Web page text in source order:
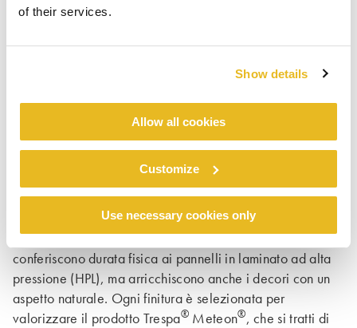
of their services.
Show details
Allow all cookies
Customize
Use necessary cookies only
Scopri la collezione Trespa
Scopri tutte le nostre finiture Trespa
Meteon®.
Trespa®Meteon®offre sette finiture che non solo
conferiscono durata fisica ai pannelli in laminato ad alta
pressione (HPL), ma arricchiscono anche i decori con un
aspetto naturale. Ogni finitura è selezionata per
valorizzare il prodotto Trespa®Meteon®, che si tratti di